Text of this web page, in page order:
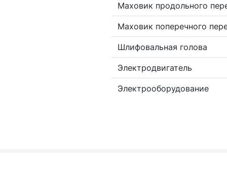
Маховик продольного
Маховик поперечного
Шлифовальная голова
Электродвигатель
Электрооборудование